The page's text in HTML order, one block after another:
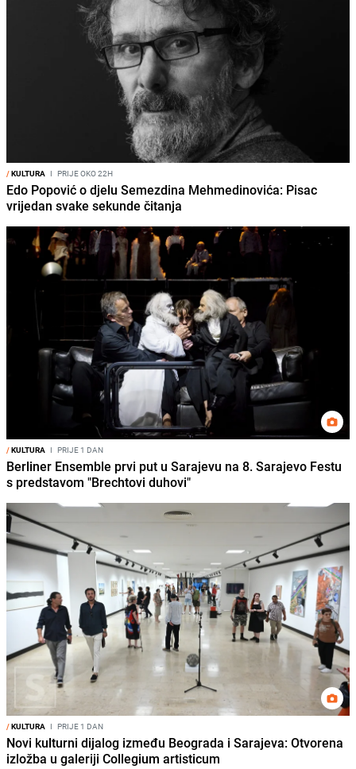
/KULTURA I PRIJE OKO 22H
Edo Popović o djelu Semezdina Mehmedinovića: Pisac
vrijedan svake sekunde čitanja
/KULTURA I PRIJE 1 DAN
Berliner Ensemble prvi put u Sarajevu na 8. Sarajevo Festu
s predstavom "Brechtovi duhovi"
/KULTURA I PRIJE 1 DAN
Novi kulturni dijalog između Beograda i Sarajeva: Otvorena
izložba u galeriji Collegium artisticum